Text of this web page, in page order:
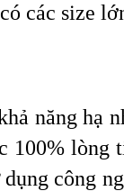
các size
năng hạ
100%
công